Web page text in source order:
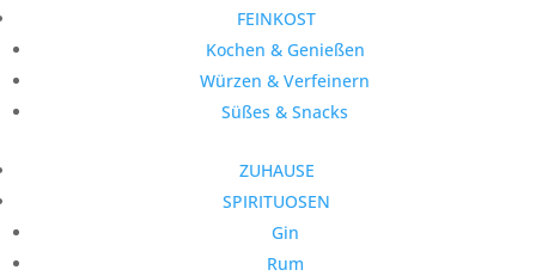
FEINKOST
Kochen & Genießen
Würzen & Verfeinern
Süßes & Snacks
ZUHAUSE
SPIRITUOSEN
Gin
Rum